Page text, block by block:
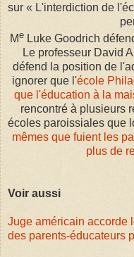
sur « L'interdiction de
Me Luke Goodrich
Le professeur David
défend la position de
ignorer que l'école
que l'éducation à la
rencontré à plusieurs
écoles paroissiales que
mêmes que fuient les
plus de
Voir aussi
Juge américain accorde
des parents-éducateurs